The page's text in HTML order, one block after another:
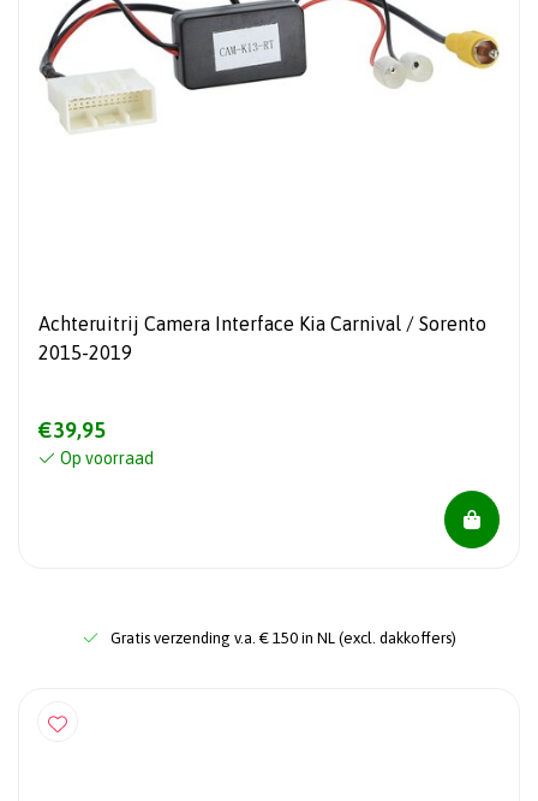
Achteruitrij Camera Interface Kia Carnival / Sorento
2015-2019
€39,95
Op voorraad
Gratis verzending v.a. € 150 in NL (excl. dakkoffers)